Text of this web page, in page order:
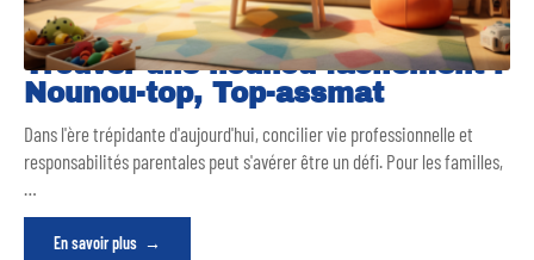
Trouver une nounou facilement :
Nounou-top, Top-assmat
Dans l'ère trépidante d'aujourd'hui, concilier vie professionnelle et
responsabilités parentales peut s'avérer être un défi. Pour les familles,
…
En savoir plus